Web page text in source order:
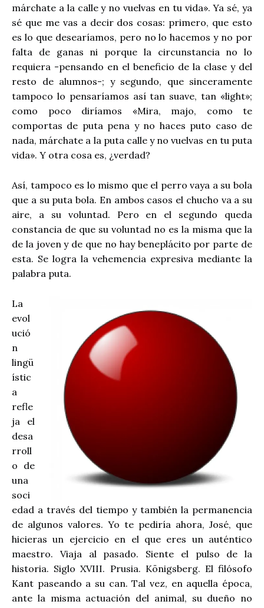
márchate a la calle y no vuelvas en tu vida». Ya sé, ya
sé que me vas a decir dos cosas: primero, que esto
es lo que desearíamos, pero no lo hacemos y no por
falta de ganas ni porque la circunstancia no lo
requiera -pensando en el beneficio de la clase y del
resto de alumnos-; y segundo, que sinceramente
tampoco lo pensaríamos así tan suave, tan «light»;
como poco diríamos «Mira, majo, como te
comportas de puta pena y no haces puto caso de
nada, márchate a la puta calle y no vuelvas en tu puta
vida». Y otra cosa es, ¿verdad?
Así, tampoco es lo mismo que el perro vaya a su bola
que a su puta bola. En ambos casos el chucho va a su
aire, a su voluntad. Pero en el segundo queda
constancia de que su voluntad no es la misma que la
de la joven y de que no hay beneplácito por parte de
esta. Se logra la vehemencia expresiva mediante la
palabra puta.
La
evol
ució
n
lingü
ístic
a
refle
ja el
desa
rroll
o de
una
soci
edad a través del tiempo y también la permanencia
de algunos valores. Yo te pediría ahora, José, que
hicieras un ejercicio en el que eres un auténtico
maestro. Viaja al pasado. Siente el pulso de la
historia. Siglo XVIII. Prusia. Königsberg. El filósofo
Kant paseando a su can. Tal vez, en aquella época,
ante la misma actuación del animal, su dueño no